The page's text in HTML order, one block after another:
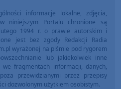
informacje lokalne, zdjęcia,
niniejszym Portalu chronione są
1994 r. o prawie autorskim i
jest bez zgody Redakcji Radia
wyrażonej na piśmie pod rygorem
lub jakiekolwiek inne
we fragmentach informacji, danych,
przewidzianymi przez przepisy
dozwolonym użytkiem osobistym.